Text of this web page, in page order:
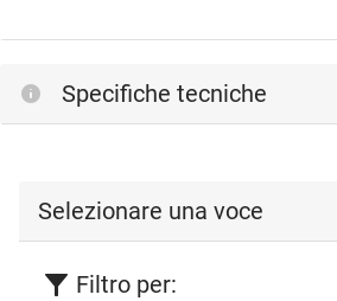
Specifiche tecniche
Selezionare una voce
Filtro per: